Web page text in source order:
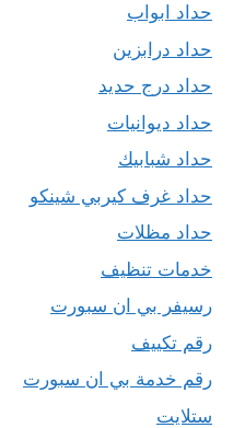
حداد ابواب
حداد درابزين
حداد درج حديد
حداد ديوانيات
حداد شبابيك
حداد غرف كيربي شينكو
حداد مظلات
خدمات تنظيف
رسيفر بي ان سبورت
رقم تكييف
رقم خدمة بي ان سبورت
ستلايت